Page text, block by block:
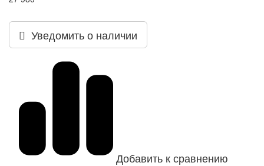
Уведомить о наличии
Добавить к сравнению